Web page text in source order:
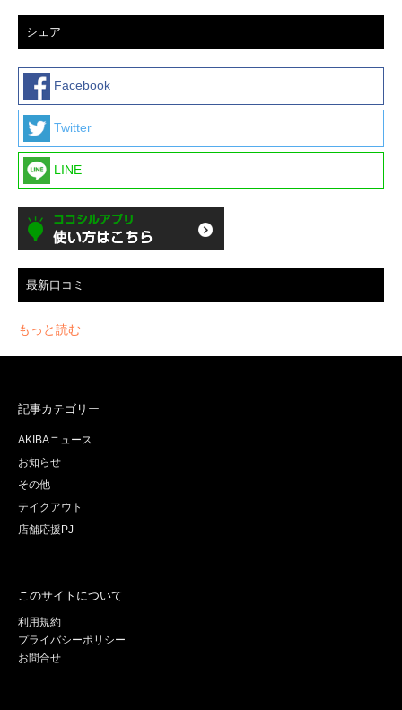
シェア
Facebook
Twitter
LINE
最新口コミ
もっと読む
記事カテゴリー
AKIBAニュース
お知らせ
その他
テイクアウト
店舗応援PJ
このサイトについて
利用規約
プライバシーポリシー
お問合せ